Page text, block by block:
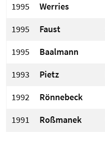
1995
Werries
1995
Faust
1995
Baalmann
1993
Pietz
1992
Rönnebeck
1991
Roßmanek